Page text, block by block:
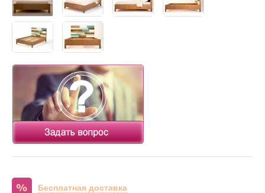
Бесплатная доставка